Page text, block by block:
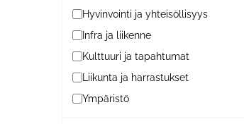
Hyvinvointi ja yhteisöllisyys
Infra ja liikenne
Kulttuuri ja tapahtumat
Liikunta ja harrastukset
Ympäristö